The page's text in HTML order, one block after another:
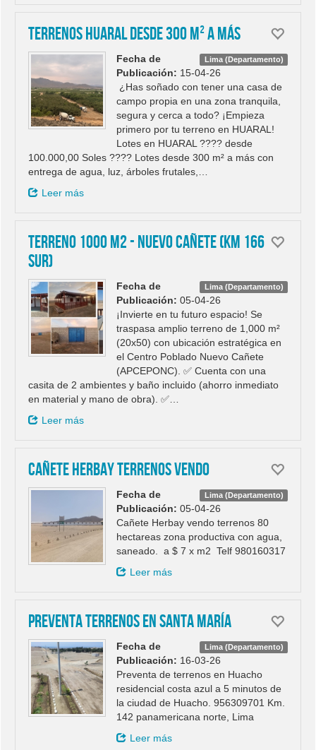
Terrenos Huaral desde 300 m² a más
Lima (Departamento)
Fecha de
Publicación: 15-04-26
¿Has soñado con tener una casa de
campo propia en una zona tranquila,
segura y cerca a todo? ¡Empieza
primero por tu terreno en HUARAL!
Lotes en HUARAL ???? desde
100.000,00 Soles ???? Lotes desde 300 m² a más con
entrega de agua, luz, árboles frutales,…
Leer más
Terreno 1000 m2 - Nuevo Cañete (Km 166
Sur)
Lima (Departamento)
Fecha de
Publicación: 05-04-26
¡Invierte en tu futuro espacio! Se
traspasa amplio terreno de 1,000 m²
(20x50) con ubicación estratégica en
el Centro Poblado Nuevo Cañete
(APCEPONC). ✅ Cuenta con una
casita de 2 ambientes y baño incluido (ahorro inmediato
en material y mano de obra). ✅…
Leer más
Cañete Herbay terrenos vendo
Lima (Departamento)
Fecha de
Publicación: 05-04-26
Cañete Herbay vendo terrenos 80
hectareas zona productiva con agua,
saneado. a $ 7 x m2 Telf 980160317
Leer más
Preventa terrenos en Santa María
Lima (Departamento)
Fecha de
Publicación: 16-03-26
Preventa de terrenos en Huacho
residencial costa azul a 5 minutos de
la ciudad de Huacho. 956309701 Km.
142 panamericana norte, Lima
Leer más